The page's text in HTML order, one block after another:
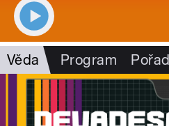
Věda Program